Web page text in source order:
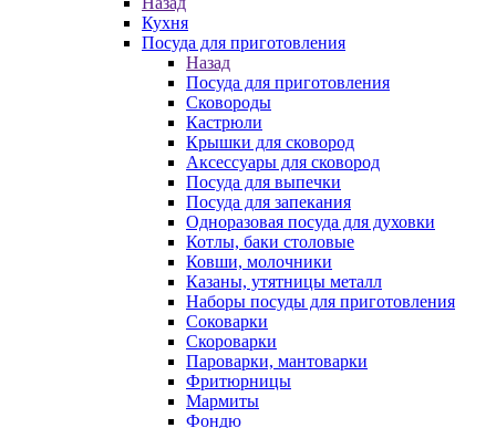
Кухня
Посуда для приготовления
Назад
Посуда для приготовления
Сковороды
Кастрюли
Крышки для сковород
Аксессуары для сковород
Посуда для выпечки
Посуда для запекания
Одноразовая посуда для духовки
Котлы, баки столовые
Ковши, молочники
Казаны, утятницы металл
Наборы посуды для приготовления
Соковарки
Скороварки
Пароварки, мантоварки
Фритюрницы
Мармиты
Фондю